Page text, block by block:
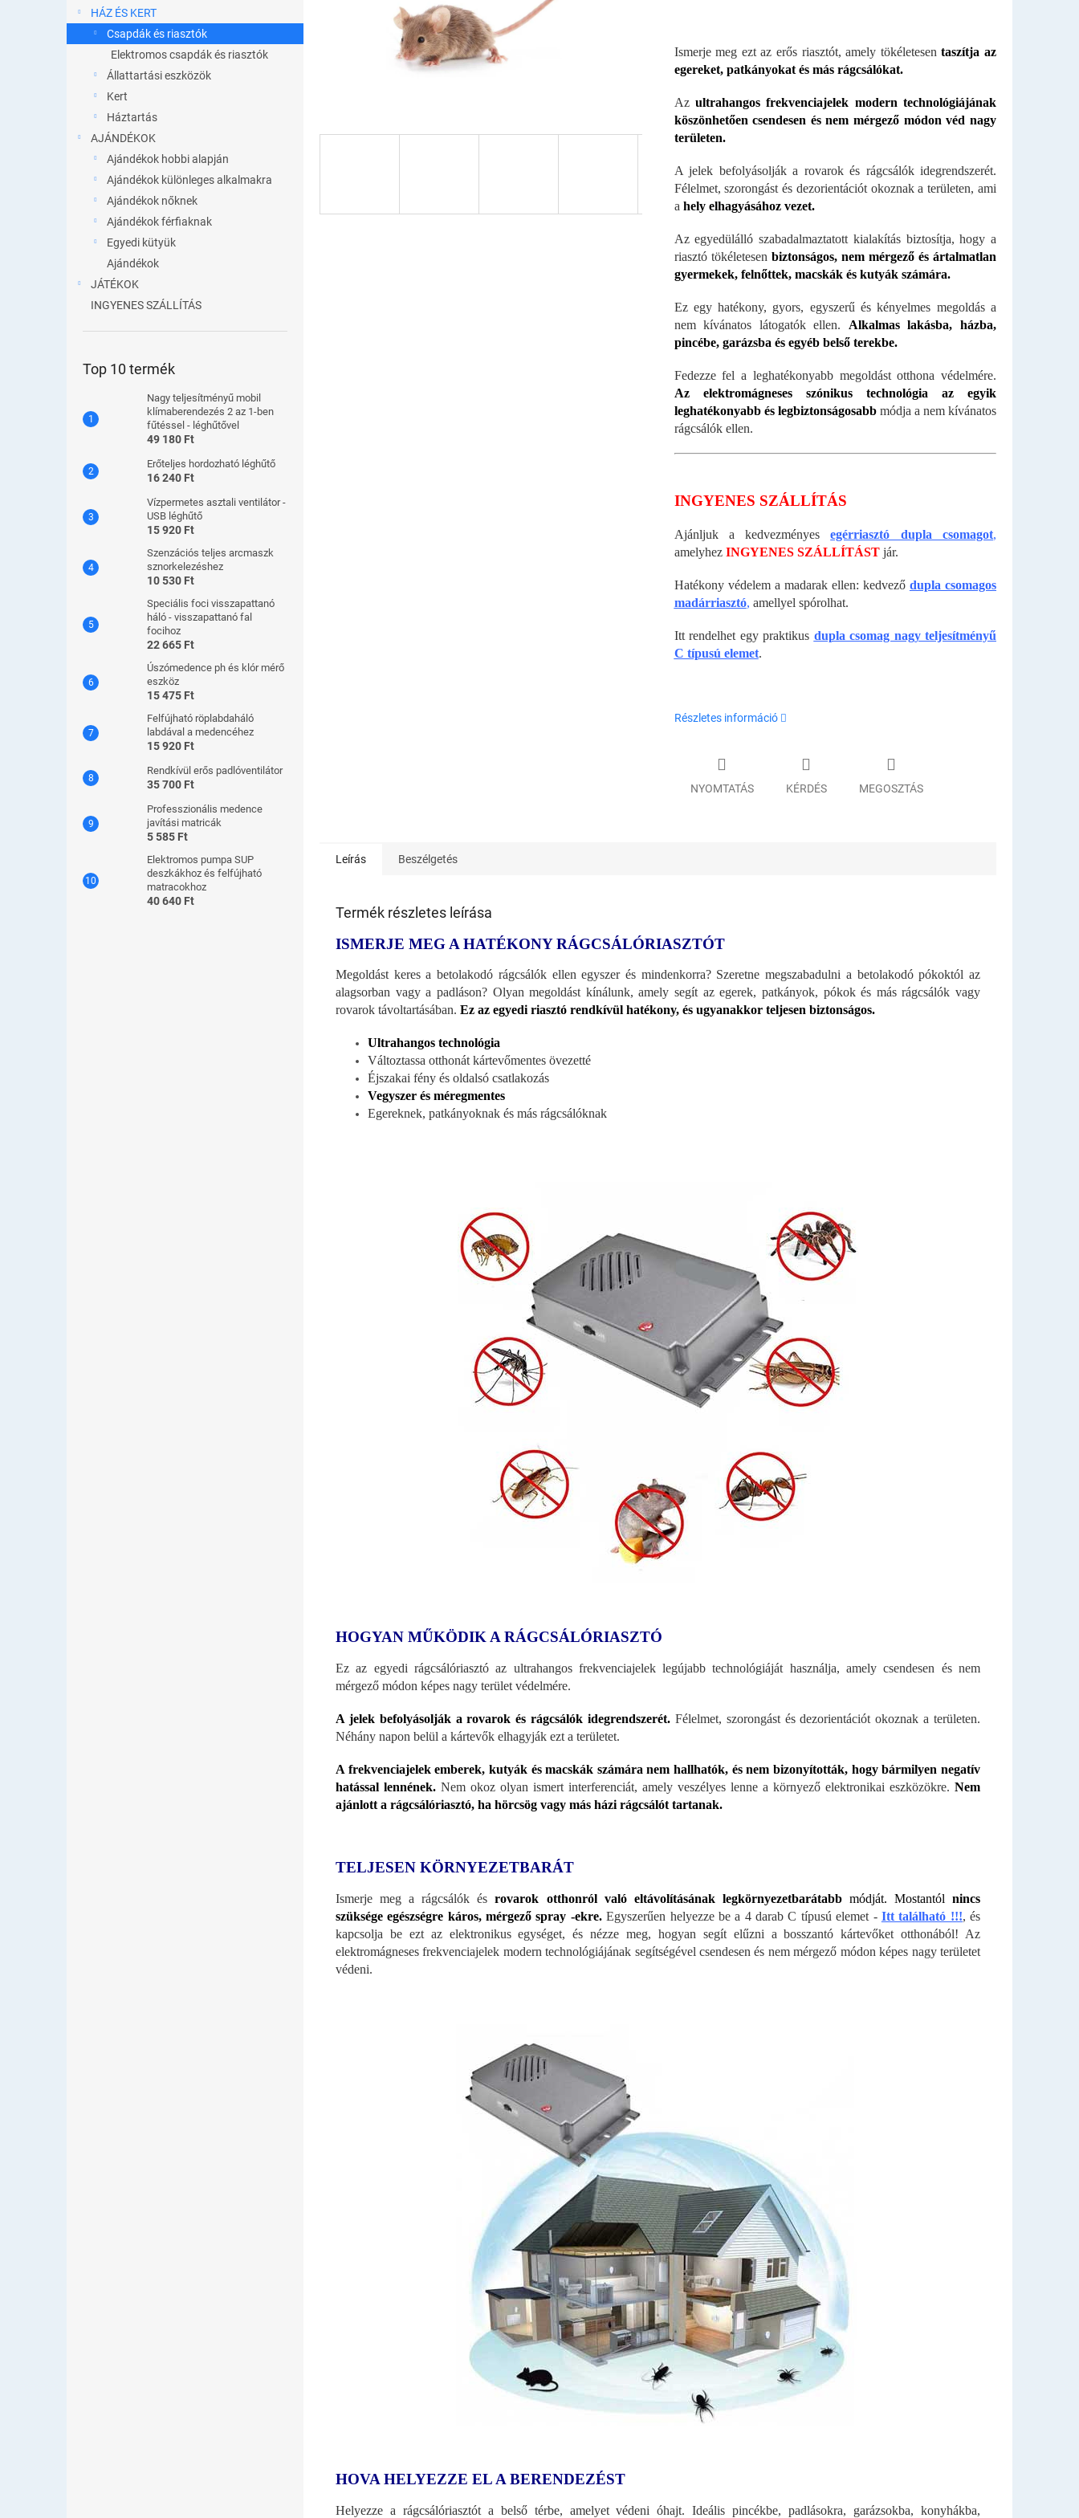
HÁZ ÉS KERT
Csapdák és riasztók
Elektromos csapdák és riasztók
Állattartási eszközök
Kert
Háztartás
AJÁNDÉKOK
Ajándékok hobbi alapján
Ajándékok különleges alkalmakra
Ajándékok nőknek
Ajándékok férfiaknak
Egyedi kütyük
Ajándékok
JÁTÉKOK
INGYENES SZÁLLÍTÁS
Top 10 termék
Nagy teljesítményű mobil
klímaberendezés 2 az 1-ben
fűtéssel - léghűtővel
49 180 Ft
Erőteljes hordozható léghűtő
16 240 Ft
Vízpermetes asztali ventilátor -
USB léghűtő
15 920 Ft
Szenzációs teljes arcmaszk
sznorkelezéshez
10 530 Ft
Speciális foci visszapattanó
háló - visszapattanó fal
focihoz
22 665 Ft
Úszómedence ph és klór mérő
eszköz
15 475 Ft
Felfújható röplabdaháló
labdával a medencéhez
15 920 Ft
Rendkívül erős padlóventilátor
35 700 Ft
Professzionális medence
javítási matricák
5 585 Ft
Elektromos pumpa SUP
deszkákhoz és felfújható
matracokhoz
40 640 Ft
Ismerje meg ezt az erős riasztót, amely tökéletesentaszítja az
egereket, patkányokat és más rágcsálókat.
Az ultrahangos frekvenciajelek modern technológiájának
köszönhetően csendesen és nem mérgező módon véd nagy
területen.
A jelek befolyásolják a rovarok és rágcsálók idegrendszerét.
Félelmet, szorongást és dezorientációt okoznak a területen, ami
a hely elhagyásához vezet.
Az egyedülálló szabadalmaztatott kialakítás biztosítja, hogy a
riasztó tökéletesen biztonságos, nem mérgező és ártalmatlan
gyermekek, felnőttek, macskák és kutyák számára.
Ez egy hatékony, gyors, egyszerű és kényelmes megoldás a
nem kívánatos látogatók ellen. Alkalmas lakásba, házba,
pincébe, garázsba és egyéb belső terekbe.
Fedezze fel a leghatékonyabb megoldást otthona védelmére.
Az elektromágneses szónikus technológia az egyik
leghatékonyabb és legbiztonságosabb módja a nem kívánatos
rágcsálók ellen.
INGYENES SZÁLLÍTÁS
Ajánljuk a kedvezményesegérriasztó dupla csomagot,
amelyhez INGYENES SZÁLLÍTÁSTjár.
Hatékony védelem a madarak ellen: kedvező dupla csomagos
madárriasztó, amellyel spórolhat.
Itt rendelhet egy praktikus dupla csomag nagy teljesítményű
C típusú elemet.
Részletes információ
NYOMTATÁS KÉRDÉS MEGOSZTÁS
Leírás Beszélgetés
Termék részletes leírása
ISMERJE MEG A HATÉKONY RÁGCSÁLÓRIASZTÓT
Megoldást keres a betolakodó rágcsálók ellen egyszer és mindenkorra? Szeretne megszabadulni a betolakodó pókoktól az
alagsorban vagy a padláson? Olyan megoldást kínálunk, amely segít az egerek, patkányok, pókok és más rágcsálók vagy
rovarok távoltartásában. Ez az egyedi riasztó rendkívül hatékony, és ugyanakkor teljesen biztonságos.
Ultrahangos technológia
Változtassa otthonát kártevőmentes övezetté
Éjszakai fény és oldalsó csatlakozás
Vegyszer és méregmentes
Egereknek, patkányoknak és más rágcsálóknak
HOGYAN MŰKÖDIK A RÁGCSÁLÓRIASZTÓ
Ez az egyedi rágcsálóriasztó az ultrahangos frekvenciajelek legújabb technológiáját használja, amely csendesen és nem
mérgező módon képes nagy terület védelmére.
A jelek befolyásolják a rovarok és rágcsálók idegrendszerét. Félelmet, szorongást és dezorientációt okoznak a területen.
Néhány napon belül a kártevők elhagyják ezt a területet.
A frekvenciajelek emberek, kutyák és macskák számára nem hallhatók, és nem bizonyították, hogy bármilyen negatív
hatással lennének. Nem okoz olyan ismert interferenciát, amely veszélyes lenne a környező elektronikai eszközökre. Nem
ajánlott a rágcsálóriasztó, ha hörcsög vagy más házi rágcsálót tartanak.
TELJESEN KÖRNYEZETBARÁT
Ismerje meg a rágcsálók ésrovarok otthonról való eltávolításának legkörnyezetbarátabb módját. Mostantólnincs
szüksége egészségre káros, mérgező spray -ekre.Egyszerűen helyezze be a 4 darab C típusú elemet - Itt található !!!, és
kapcsolja be ezt az elektronikus egységet, és nézze meg, hogyan segít elűzni a bosszantó kártevőket otthonából! Az
elektromágneses frekvenciajelek modern technológiájának segítségével csendesen és nem mérgező módon képes nagy területet
védeni.
HOVA HELYEZZE EL A BERENDEZÉST
Helyezze a rágcsálóriasztót a belső térbe, amelyet védeni óhajt. Ideális pincékbe, padlásokra, garázsokba, konyhákba,